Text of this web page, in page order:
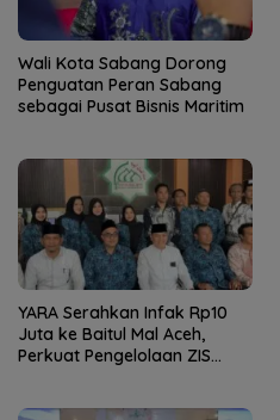
Wali Kota Sabang Dorong
Penguatan Peran Sabang
sebagai Pusat Bisnis Maritim
YARA Serahkan Infak Rp10
Juta ke Baitul Mal Aceh,
Perkuat Pengelolaan ZIS